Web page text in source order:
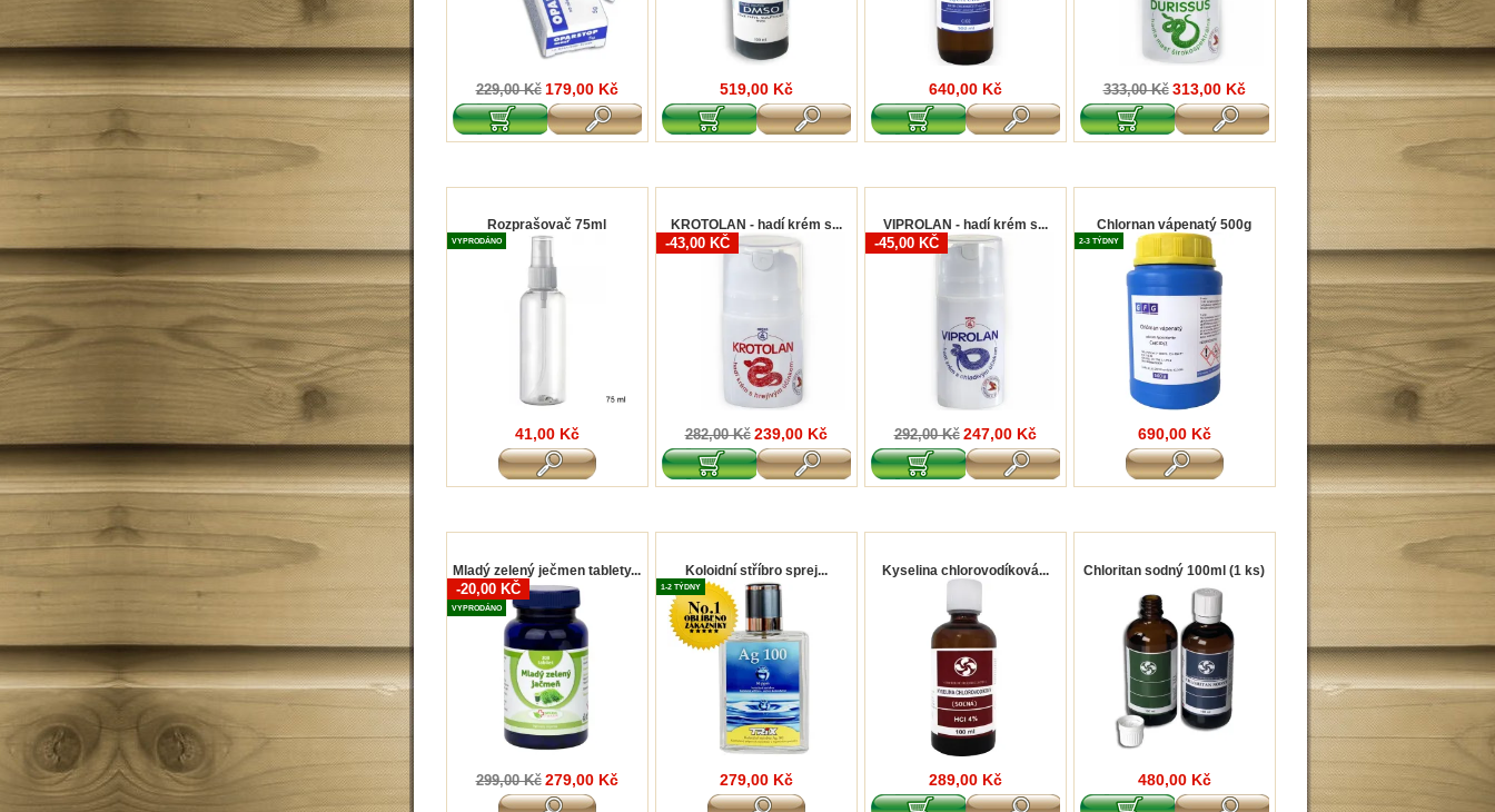
229,00 Kč 179,00 Kč 519,00 Kč 640,00 Kč 333,00 Kč 313,00 Kč
Rozprašovač 75ml
VYPRODÁNO
41,00 Kč
KROTOLAN - hadí krém s...
-43,00 KČ
282,00 Kč 239,00 Kč
VIPROLAN - hadí krém s...
-45,00 KČ
292,00 Kč 247,00 Kč
Chlornan vápenatý 500g
2-3 TÝDNY
690,00 Kč
Mladý zelený ječmen tablety...
-20,00 KČ
VYPRODÁNO
299,00 Kč 279,00 Kč
Koloidní stříbro sprej...
1-2 TÝDNY
279,00 Kč
Kyselina chlorovodíková...
289,00 Kč
Chloritan sodný 100ml (1 ks)
480,00 Kč